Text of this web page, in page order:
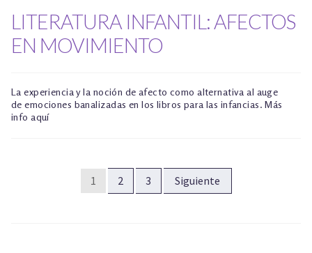
LITERATURA INFANTIL: AFECTOS
EN MOVIMIENTO
La experiencia y la noción de afecto como alternativa al auge
de emociones banalizadas en los libros para las infancias. Más
info aquí
PAGINACIÓN
1 2 3 Siguiente